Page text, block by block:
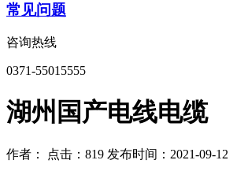
常见问题
咨询热线
0371-55015555
湖州国产电线电缆
作者： 点击：819 发布时间：2021-09-12